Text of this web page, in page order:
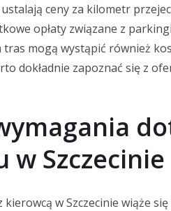
ceny za kilometr
opłaty związane z
tras mogą wystąpić również
dokładnie zapoznać się z
w Szczecinie
w Szczecinie wiąże